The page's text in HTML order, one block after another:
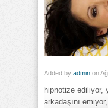
Added by admin on
hipnotize ediliyor,
arkadaşını